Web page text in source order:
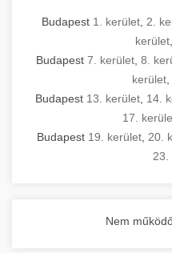
Budapest 1. kerület 2.
kerület
Budapest 7. kerület, 8.
kerület
Budapest 13. kerület 14.
17.
Budapest 19. kerület 20.
23.
Nem